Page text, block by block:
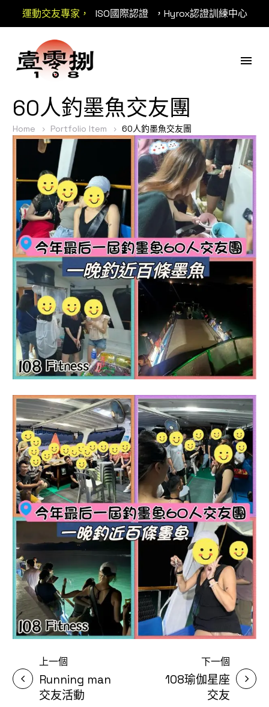
運動交友專家， ISO國際認證 ，Hyrox認證訓練中心
60人釣墨魚交友團
Home Portfolio Item 60人釣墨魚交友團
上一個
Running man
交友活動
下一個
108瑜伽星座
交友